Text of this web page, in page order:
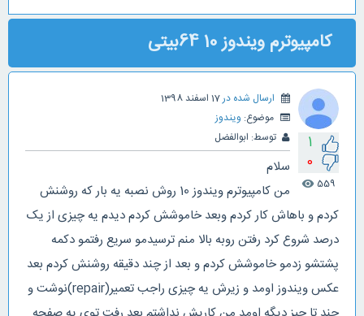
کامپیوترم ویندوز 10 64بیتی
1
0
559
visibility
ارسال شده در17 اسفند 1398
موضوع: ویندوز
توسط: ابوالفضل
سلام
من کامپیوترم ویندوز 10 روش نصبه یه بار که روشنش
کردم و باهاش کار کردم وبعد خاموشش کردم دیدم یه چیزی از یک
درصد شروع کرد رفتن روبه بالا منم ترسیدمو سریع رفتمو دکمه
پشتشو زدمو خاموشش کردم و بعد از چند دقیقه روشنش کردم بعد
عکس ویندوز اومد و زیرش یه چیزی راجب تعمیر(repair)نوشت و